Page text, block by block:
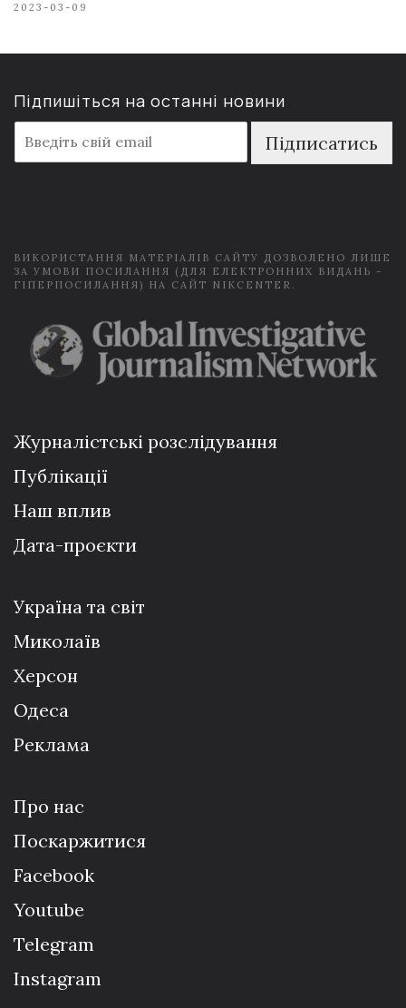
2023-03-09
Підпишіться на останні новини
m
a
Підписатись
ВИКОРИСТАННЯ МАТЕРІАЛІВ САЙТУ ДОЗВОЛЕНО ЛИШЕ
ЗА УМОВИ ПОСИЛАННЯ (ДЛЯ ЕЛЕКТРОННИХ ВИДАНЬ -
ГІПЕРПОСИЛАННЯ) НА САЙТ NIKCENTER.
Журналістські розслідування
Публікації
Наш вплив
Дата-проєкти
Україна та світ
Миколаїв
Херсон
Одеса
Реклама
Про нас
Поскаржитися
Facebook
Youtube
Telegram
Instagram